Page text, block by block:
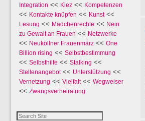
Integration << Kiez << Kompetenzen
<< Kontakte knüpfen << Kunst<<
Lesung << Mädchenrechte << Nein
zu Gewalt an Frauen << Netzwerke
<< Neuköllner Frauenmärz << One
Billion rising << Selbstbestimmung
<< Selbsthilfe << Stalking <<
Stellenangebot<< Unterstützung <<
Vernetzung << Vielfalt<< Wegweiser
<< Zwangsverheiratung